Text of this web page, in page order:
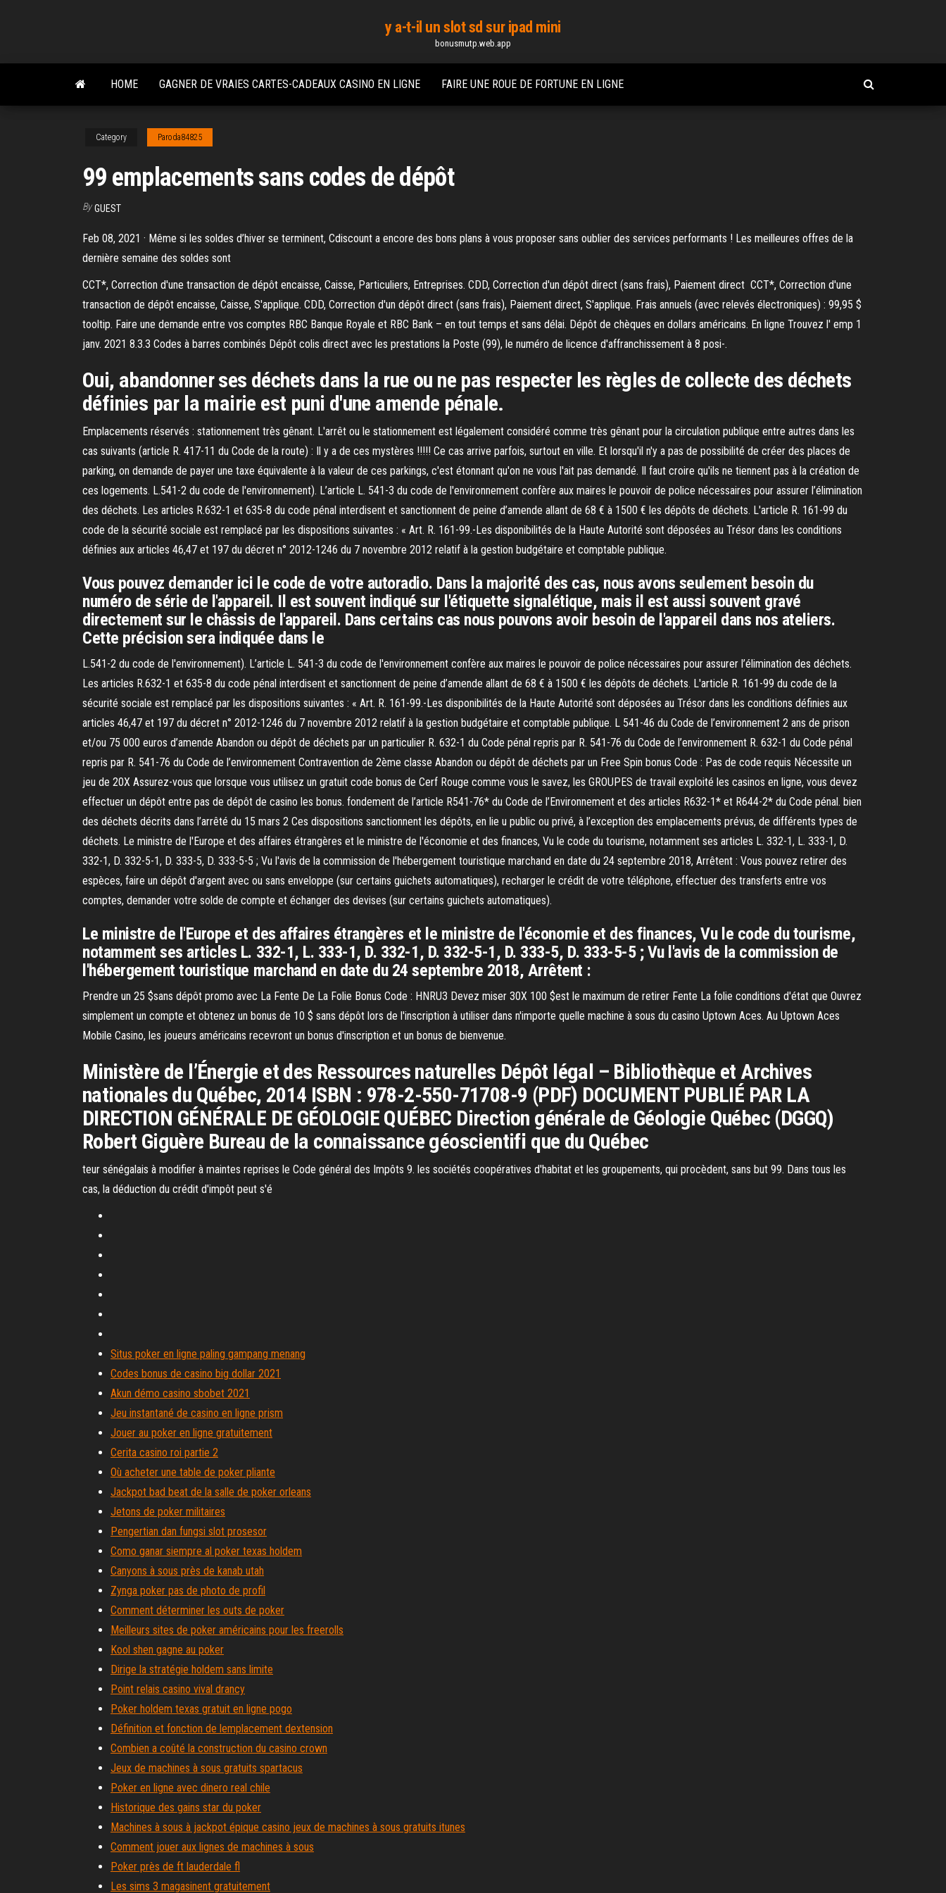
content
y a-t-il un slot sd sur ipad mini
bonusmutp.web.app
HOME GAGNER DE VRAIES CARTES-CADEAUX CASINO EN LIGNE FAIRE UNE ROUE DE FORTUNE EN LIGNE
Category Paroda84825
99 emplacements sans codes de dépôt
By GUEST
Feb 08, 2021 · Même si les soldes d’hiver se terminent, Cdiscount a encore des bons plans à vous proposer sans oublier des services performants ! Les meilleures offres de la
dernière semaine des soldes sont
CCT*, Correction d'une transaction de dépôt encaisse, Caisse, Particuliers, Entreprises. CDD, Correction d'un dépôt direct (sans frais), Paiement direct CCT*, Correction d'une
transaction de dépôt encaisse, Caisse, S'applique. CDD, Correction d'un dépôt direct (sans frais), Paiement direct, S'applique. Frais annuels (avec relevés électroniques) : 99,95 $
tooltip. Faire une demande entre vos comptes RBC Banque Royale et RBC Bank – en tout temps et sans délai. Dépôt de chèques en dollars américains. En ligne Trouvez l' emp 1
janv. 2021 8.3.3 Codes à barres combinés Dépôt colis direct avec les prestations la Poste (99), le numéro de licence d'affranchissement à 8 posi-.
Oui, abandonner ses déchets dans la rue ou ne pas respecter les règles de collecte des déchets
définies par la mairie est puni d'une amende pénale.
Emplacements réservés : stationnement très gênant. L'arrêt ou le stationnement est légalement considéré comme très gênant pour la circulation publique entre autres dans les
cas suivants (article R. 417-11 du Code de la route) : Il y a de ces mystères !!!!! Ce cas arrive parfois, surtout en ville. Et lorsqu'il n'y a pas de possibilité de créer des places de
parking, on demande de payer une taxe équivalente à la valeur de ces parkings, c'est étonnant qu'on ne vous l'ait pas demandé. Il faut croire qu'ils ne tiennent pas à la création de
ces logements. L.541-2 du code de l'environnement). L’article L. 541-3 du code de l'environnement confère aux maires le pouvoir de police nécessaires pour assurer l’élimination
des déchets. Les articles R.632-1 et 635-8 du code pénal interdisent et sanctionnent de peine d’amende allant de 68 € à 1500 € les dépôts de déchets. L'article R. 161-99 du
code de la sécurité sociale est remplacé par les dispositions suivantes : « Art. R. 161-99.-Les disponibilités de la Haute Autorité sont déposées au Trésor dans les conditions
définies aux articles 46,47 et 197 du décret n° 2012-1246 du 7 novembre 2012 relatif à la gestion budgétaire et comptable publique.
Vous pouvez demander ici le code de votre autoradio. Dans la majorité des cas, nous avons seulement besoin du
numéro de série de l'appareil. Il est souvent indiqué sur l'étiquette signalétique, mais il est aussi souvent gravé
directement sur le châssis de l'appareil. Dans certains cas nous pouvons avoir besoin de l'appareil dans nos ateliers.
Cette précision sera indiquée dans le
L.541-2 du code de l'environnement). L’article L. 541-3 du code de l'environnement confère aux maires le pouvoir de police nécessaires pour assurer l’élimination des déchets.
Les articles R.632-1 et 635-8 du code pénal interdisent et sanctionnent de peine d’amende allant de 68 € à 1500 € les dépôts de déchets. L'article R. 161-99 du code de la
sécurité sociale est remplacé par les dispositions suivantes : « Art. R. 161-99.-Les disponibilités de la Haute Autorité sont déposées au Trésor dans les conditions définies aux
articles 46,47 et 197 du décret n° 2012-1246 du 7 novembre 2012 relatif à la gestion budgétaire et comptable publique. L 541-46 du Code de l’environnement 2 ans de prison
et/ou 75 000 euros d’amende Abandon ou dépôt de déchets par un particulier R. 632-1 du Code pénal repris par R. 541-76 du Code de l’environnement R. 632-1 du Code pénal
repris par R. 541-76 du Code de l’environnement Contravention de 2ème classe Abandon ou dépôt de déchets par un Free Spin bonus Code : Pas de code requis Nécessite un
jeu de 20X Assurez-vous que lorsque vous utilisez un gratuit code bonus de Cerf Rouge comme vous le savez, les GROUPES de travail exploité les casinos en ligne, vous devez
effectuer un dépôt entre pas de dépôt de casino les bonus. fondement de l’article R541-76* du Code de l’Environnement et des articles R632-1* et R644-2* du Code pénal. bien
des déchets décrits dans l’arrêté du 15 mars 2 Ces dispositions sanctionnent les dépôts, en lie u public ou privé, à l’exception des emplacements prévus, de différents types de
déchets. Le ministre de l'Europe et des affaires étrangères et le ministre de l'économie et des finances, Vu le code du tourisme, notamment ses articles L. 332-1, L. 333-1, D.
332-1, D. 332-5-1, D. 333-5, D. 333-5-5 ; Vu l'avis de la commission de l'hébergement touristique marchand en date du 24 septembre 2018, Arrêtent : Vous pouvez retirer des
espèces, faire un dépôt d'argent avec ou sans enveloppe (sur certains guichets automatiques), recharger le crédit de votre téléphone, effectuer des transferts entre vos
comptes, demander votre solde de compte et échanger des devises (sur certains guichets automatiques).
Le ministre de l'Europe et des affaires étrangères et le ministre de l'économie et des finances, Vu le code du tourisme,
notamment ses articles L. 332-1, L. 333-1, D. 332-1, D. 332-5-1, D. 333-5, D. 333-5-5 ; Vu l'avis de la commission de
l'hébergement touristique marchand en date du 24 septembre 2018, Arrêtent :
Prendre un 25 $sans dépôt promo avec La Fente De La Folie Bonus Code : HNRU3 Devez miser 30X 100 $est le maximum de retirer Fente La folie conditions d'état que Ouvrez
simplement un compte et obtenez un bonus de 10 $ sans dépôt lors de l'inscription à utiliser dans n'importe quelle machine à sous du casino Uptown Aces. Au Uptown Aces
Mobile Casino, les joueurs américains recevront un bonus d'inscription et un bonus de bienvenue.
Ministère de l’Énergie et des Ressources naturelles Dépôt légal – Bibliothèque et Archives
nationales du Québec, 2014 ISBN : 978-2-550-71708-9 (PDF) DOCUMENT PUBLIÉ PAR LA
DIRECTION GÉNÉRALE DE GÉOLOGIE QUÉBEC Direction générale de Géologie Québec (DGGQ)
Robert Giguère Bureau de la connaissance géoscientiﬁ que du Québec
teur sénégalais à modifier à maintes reprises le Code général des Impôts 9. les sociétés coopératives d'habitat et les groupements, qui procèdent, sans but 99. Dans tous les
cas, la déduction du crédit d'impôt peut s'é
Situs poker en ligne paling gampang menang
Codes bonus de casino big dollar 2021
Akun démo casino sbobet 2021
Jeu instantané de casino en ligne prism
Jouer au poker en ligne gratuitement
Cerita casino roi partie 2
Où acheter une table de poker pliante
Jackpot bad beat de la salle de poker orleans
Jetons de poker militaires
Pengertian dan fungsi slot prosesor
Como ganar siempre al poker texas holdem
Canyons à sous près de kanab utah
Zynga poker pas de photo de profil
Comment déterminer les outs de poker
Meilleurs sites de poker américains pour les freerolls
Kool shen gagne au poker
Dirige la stratégie holdem sans limite
Point relais casino vival drancy
Poker holdem texas gratuit en ligne pogo
Définition et fonction de lemplacement dextension
Combien a coûté la construction du casino crown
Jeux de machines à sous gratuits spartacus
Poker en ligne avec dinero real chile
Historique des gains star du poker
Machines à sous à jackpot épique casino jeux de machines à sous gratuits itunes
Comment jouer aux lignes de machines à sous
Poker près de ft lauderdale fl
Les sims 3 magasinent gratuitement